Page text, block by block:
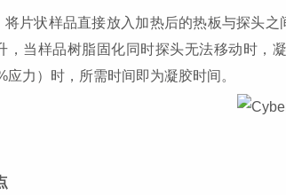
将片状样品直接放入加热后的热板与探头
，当样品树脂固化同时探头无法移动时，
应力）时，所需时间即为凝胶时间。